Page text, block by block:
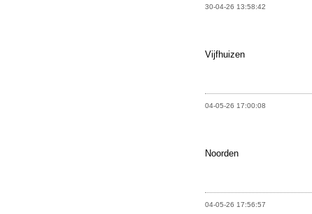
30-04-26 13:58:42
Vijfhuizen
04-05-26 17:00:08
Noorden
04-05-26 17:56:57